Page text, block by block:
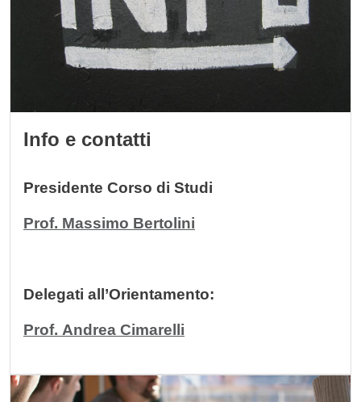
Info e contatti
Presidente Corso di Studi
Prof. Massimo Bertolini
Delegati all’Orientamento:
Prof. Andrea Cimarelli
Immagine